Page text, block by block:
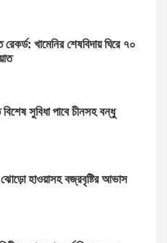
খামেনির শেষবিদায় ঘিরে ৭০
সুবিধা পাবে চীনসহ বন্ধু
হাওয়াসহ বজ্রবৃষ্টির আভাস